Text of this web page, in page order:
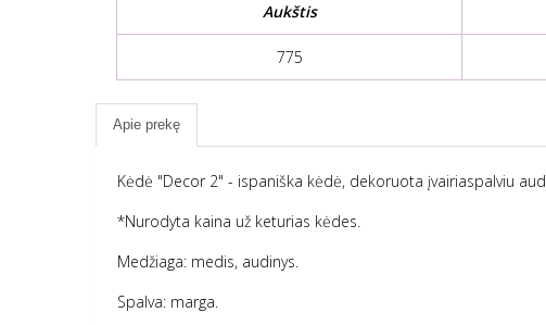
Aukštis
775
Apie prekę
Kėdė "Decor 2" - ispaniška kėdė, dekoruota įvairiaspalviu
*Nurodyta kaina už keturias kėdes.
Medžiaga: medis, audinys.
Spalva: marga.